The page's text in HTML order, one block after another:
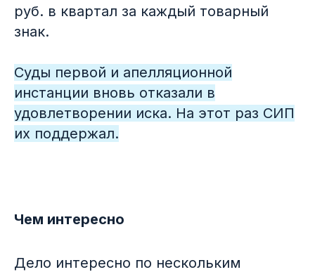
руб. в квартал за каждый товарный
знак.
Суды первой и апелляционной
инстанции вновь отказали в
удовлетворении иска. На этот раз СИП
их поддержал.
Чем интересно
Дело интересно по нескольким